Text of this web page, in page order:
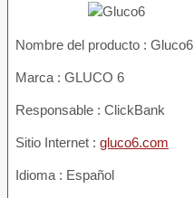
Nombre del producto : Gluco6
Marca : GLUCO 6
Responsable : ClickBank
Sitio Internet : gluco6.com
Idioma : Español